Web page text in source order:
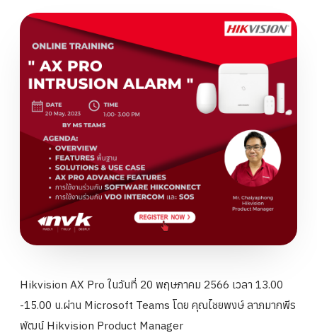
Hikvision AX Pro ในวันที่ 20 พฤษภาคม 2566 เวลา 13.00
-15.00 น.ผ่าน Microsoft Teams โดย คุณไชยพงษ์ ลาภมากพีร
พัฒน์ Hikvision Product Manager